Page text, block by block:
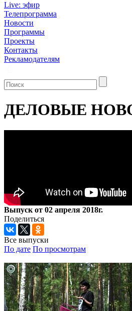
Live: эфир
Телепрограмма
Новости
Программы
Проекты
Контакты
Рекламодателям
ДЕЛОВЫЕ
Выпуск от 02 апреля 2018г.
Поделиться
Все выпуски
По дате По просмотрам